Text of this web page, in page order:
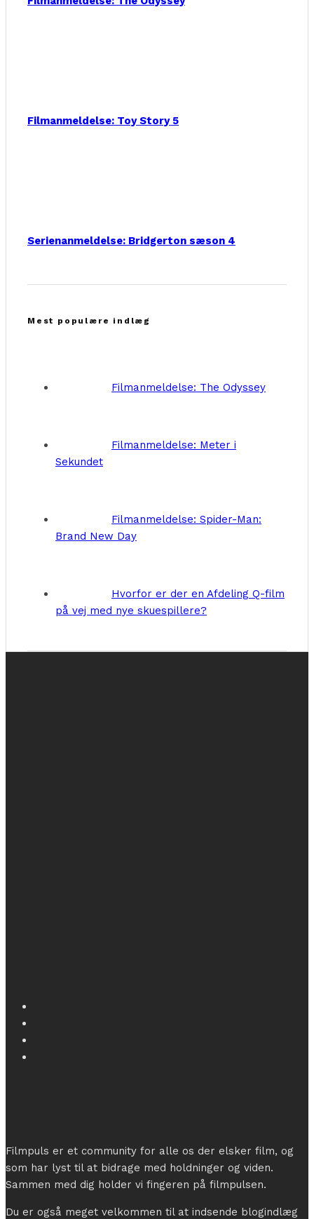
Filmanmeldelse: Toy Story 5
Serienanmeldelse: Bridgerton sæson 4
Mest populære indlæg
Filmanmeldelse: The Odyssey
Filmanmeldelse: Meter i
Sekundet
Filmanmeldelse: Spider-Man:
Brand New Day
Hvorfor er der en Afdeling Q-film
på vej med nye skuespillere?
Filmpuls er et community for alle os der elsker film, og
som har lyst til at bidrage med holdninger og viden.
Sammen med dig holder vi fingeren på filmpulsen.
Du er også meget velkommen til at indsende blogindlæg